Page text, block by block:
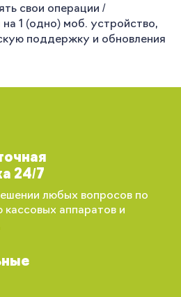
свои операции /
1 (одно) моб. устройство,
поддержку и обновления
24/7
любых вопросов по
аппаратов и